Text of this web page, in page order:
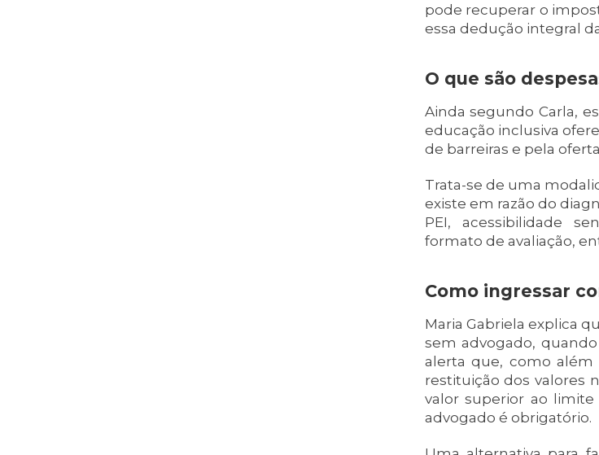
pode recuperar o
essa dedução integral
O que são
Ainda segundo Carla,
educação inclusiva
de barreiras e pela
Trata-se de uma
existe em razão do
PEI, acessibilidade
formato de avaliação,
Como ingressar
Maria Gabriela explica
sem advogado,
alerta que, como
restituição dos valores
valor superior ao limite
advogado é obrigatório.